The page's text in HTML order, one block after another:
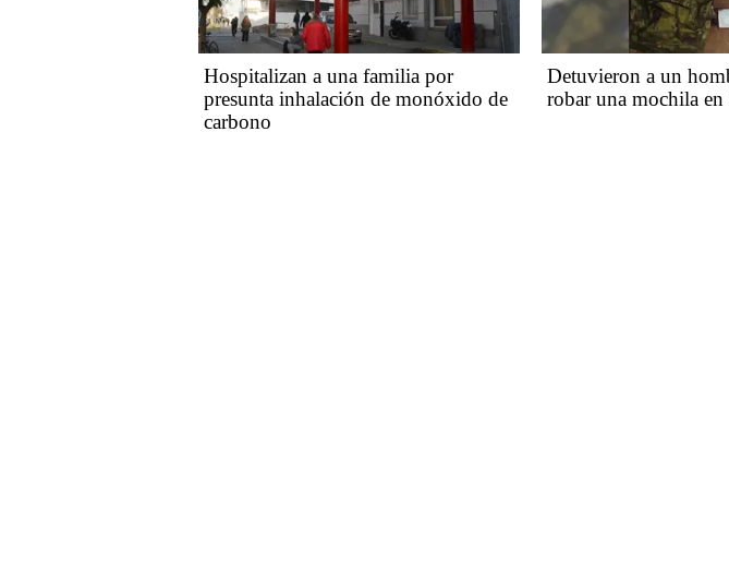
Hospitalizan a una familia por
presunta inhalación de monóxido de
carbono
Detuvieron a un
robar una mochila